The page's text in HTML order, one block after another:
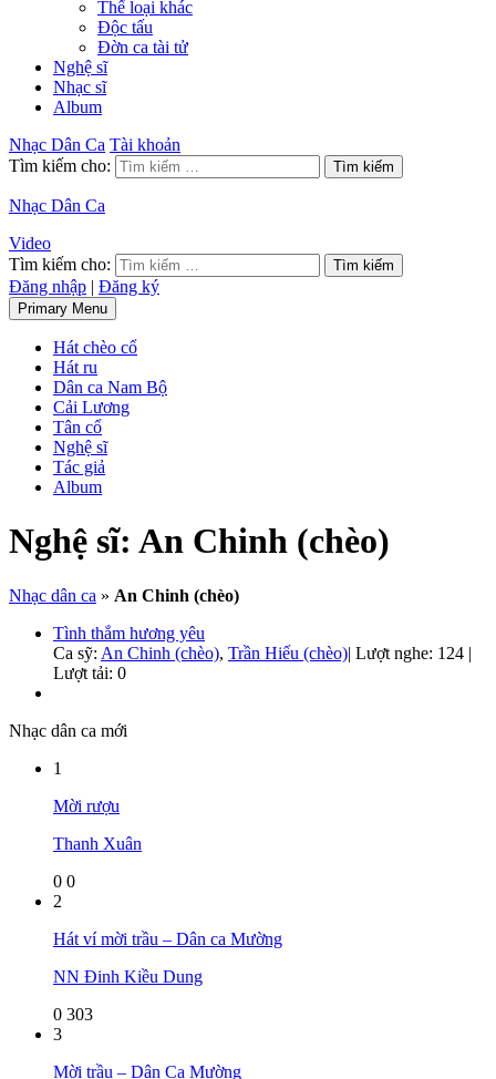
Thể loại khác
Độc tấu
Đờn ca tài tử
Nghệ sĩ
Nhạc sĩ
Album
Nhạc Dân Ca Tài khoản
Tìm kiếm cho:
Nhạc Dân Ca
Video
Tìm kiếm cho:
Đăng nhập | Đăng ký
Primary Menu
Hát chèo cổ
Hát ru
Dân ca Nam Bộ
Cải Lương
Tân cổ
Nghệ sĩ
Tác giả
Album
Nghệ sĩ: An Chinh (chèo)
Nhạc dân ca » An Chinh (chèo)
Tình thắm hương yêu
Ca sỹ: An Chinh (chèo), Trần Hiếu (chèo)| Lượt nghe: 124 |
Lượt tải: 0
Nhạc dân ca mới
1
Mời rượu
Thanh Xuân
0 0
2
Hát ví mời trầu – Dân ca Mường
NN Đinh Kiều Dung
0 303
3
Mời trầu – Dân Ca Mường